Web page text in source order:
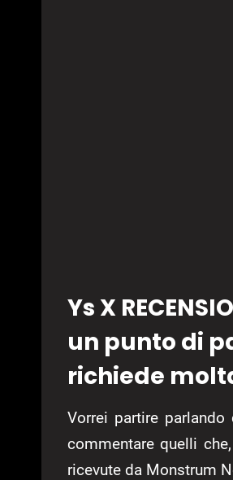
Ys X
un punto di
richiede
Vorrei partire
commentare quelli
ricevute da Monstrum